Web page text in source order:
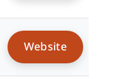
Website